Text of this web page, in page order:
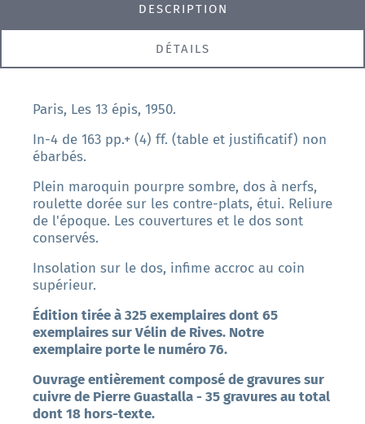
DESCRIPTION
DÉTAILS
Paris, Les 13 épis, 1950.
In-4 de 163 pp.+ (4) ff. (table et justificatif) non
ébarbés.
Plein maroquin pourpre sombre, dos à nerfs,
roulette dorée sur les contre-plats, étui. Reliure
de l'époque. Les couvertures et le dos sont
conservés.
Insolation sur le dos, infime accroc au coin
supérieur.
Édition tirée à 325 exemplaires dont 65
exemplaires sur Vélin de Rives. Notre
exemplaire porte le numéro 76.
Ouvrage entièrement composé de gravures sur
cuivre de Pierre Guastalla - 35 gravures au total
dont 18 hors-texte.